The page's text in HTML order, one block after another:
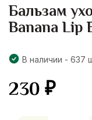
Бальзам
Banana Lip
В наличии - 637
230₽